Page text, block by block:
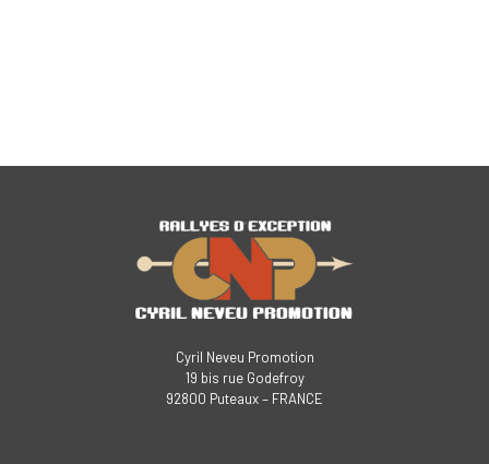
Cyril Neveu Promotion
19 bis rue Godefroy
92800 Puteaux – FRANCE